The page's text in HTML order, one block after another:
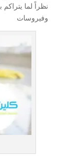
نظراً لما
وفيروسات